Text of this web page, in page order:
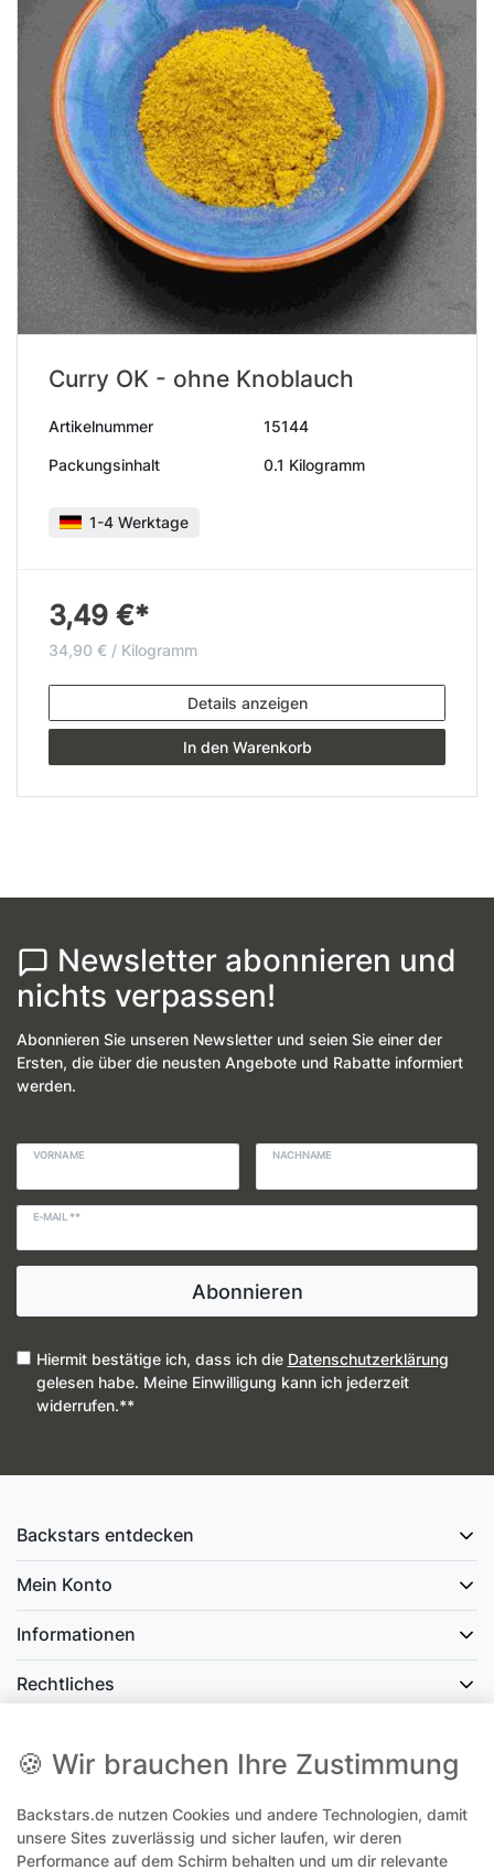
Curry OK - ohne Knoblauch
Artikelnummer 15144
Packungsinhalt 0.1 Kilogramm
1-4 Werktage
3,49 €*
34,90 € / Kilogramm
Details anzeigen
In den Warenkorb
Newsletter abonnieren und
nichts verpassen!
Abonnieren Sie unseren Newsletter und seien Sie einer der
Ersten, die über die neusten Angebote und Rabatte informiert
werden.
VORNAME NACHNAME
E-MAIL **
Abonnieren
Hiermit bestätige ich, dass ich die Daten­schutz­erklärung
gelesen habe. Meine Einwilligung kann ich jederzeit
widerrufen.**
Backstars entdecken
Mein Konto
Informationen
Rechtliches
office@backstars.de
Wir antworten Ihnen schnellstmöglich. An Sonn- und Feiertagen kann
🍪 Wir brauchen Ihre Zustimmung
Backstars.de nutzen Cookies und andere Technologien, damit
unsere Sites zuverlässig und sicher laufen, wir deren
Performance auf dem Schirm behalten und um dir relevante